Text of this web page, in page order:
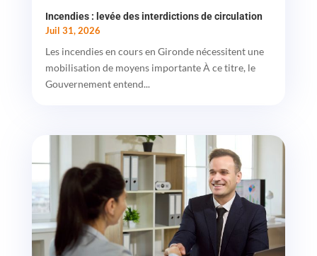
Incendies : levée des interdictions de circulation
Juil 31, 2026
Les incendies en cours en Gironde nécessitent une
mobilisation de moyens importante À ce titre, le
Gouvernement entend...